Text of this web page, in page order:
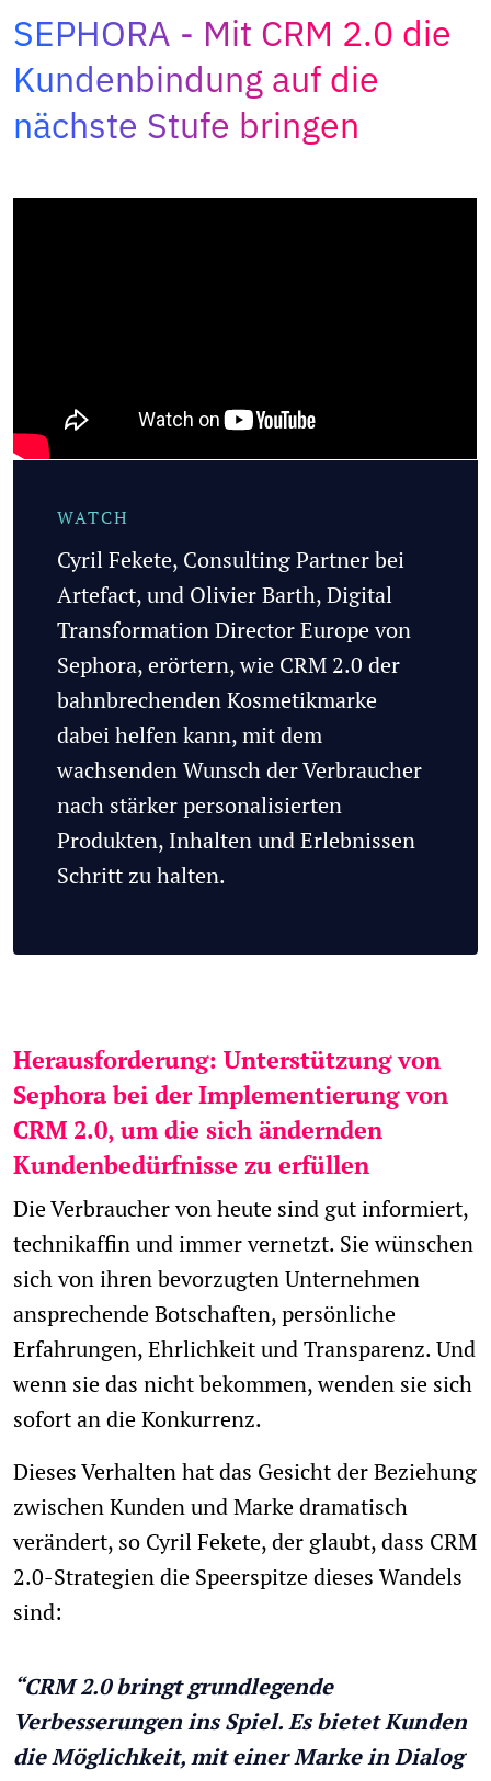
Adopt AI
nach:
DE
SEPHORA
Mit CRM 2.0 die
Kundenbindung auf die
nächste Stufe bringen
Cyril Fekete, Consulting Partner bei
Artefact, und Olivier Barth, Digital
Transformation Director Europe von
Sephora, erörtern, wie CRM 2.0 der
bahnbrechenden Kosmetikmarke
dabei helfen kann, mit dem
wachsenden Wunsch der Verbraucher
nach stärker personalisierten
Produkten, Inhalten und Erlebnissen
Schritt zu halten.
Herausforderung: Unterstützung von
Sephora bei der Implementierung von
CRM 2.0, um die sich ändernden
Kundenbedürfnisse zu erfüllen
Die Verbraucher von heute sind gut informiert,
technikaffin und immer vernetzt. Sie wünschen
sich von ihren bevorzugten Unternehmen
ansprechende Botschaften, persönliche
Erfahrungen, Ehrlichkeit und Transparenz. Und
wenn sie das nicht bekommen, wenden sie sich
sofort an die Konkurrenz.
Dieses Verhalten hat das Gesicht der Beziehung
zwischen Kunden und Marke dramatisch
verändert, so Cyril Fekete, der glaubt, dass CRM
2.0-Strategien die Speerspitze dieses Wandels
sind:
“CRM 2.0 bringt grundlegende
Verbesserungen ins Spiel. Es bietet Kunden
die Möglichkeit, mit einer Marke in Dialog